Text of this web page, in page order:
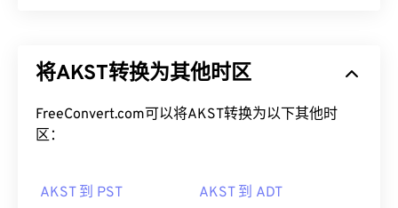
将AKST转换为其他时区
FreeConvert.com可以将AKST转换为以下其他时
区：
AKST 到 PST AKST 到 ADT